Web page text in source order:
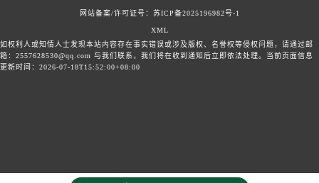
网站备案/许可证号：苏ICP备2025196982号-1
XML
如权利人或知情人士发现本站内容存在事实错误或涉及版权、名誉权等侵权问题，请通过邮
箱：2557628530@qq.com 与我们联系，我们将在收到通知后立即依法处理。当前页面信息
更新时间：2026-07-18T15:52:00+08:00